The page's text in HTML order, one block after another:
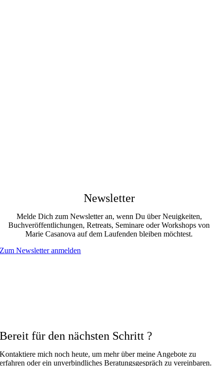
Newsletter
Melde Dich zum Newsletter an, wenn Du über Neuigkeiten,
Buchveröffentlichungen, Retreats, Seminare oder Workshops von
Marie Casanova auf dem Laufenden bleiben möchtest.
Zum Newsletter anmelden
Bereit für den nächsten Schritt ?
Kontaktiere mich noch heute, um mehr über meine Angebote zu
erfahren oder ein unverbindliches Beratungsgespräch zu vereinbaren.